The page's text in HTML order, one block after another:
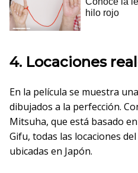
4. Locaciones
En la película se muestra
dibujados a la perfección.
Mitsuha, que está basado
Gifu, todas las locaciones
ubicadas en Japón.